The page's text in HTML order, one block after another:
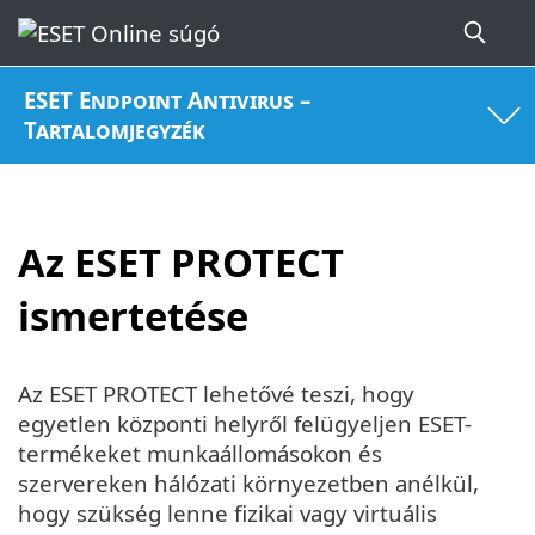
ESET Endpoint Antivirus –
Tartalomjegyzék
Az ESET PROTECT
ismertetése
Az ESET PROTECT lehetővé teszi, hogy
egyetlen központi helyről felügyeljen ESET-
termékeket munkaállomásokon és
szervereken hálózati környezetben anélkül,
hogy szükség lenne fizikai vagy virtuális